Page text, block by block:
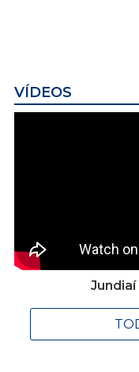
VÍDEOS